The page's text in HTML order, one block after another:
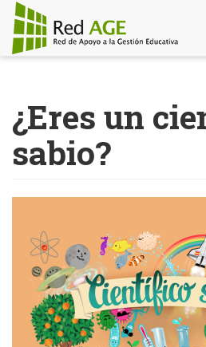
contenido
principal
¿Eres un
sabio?